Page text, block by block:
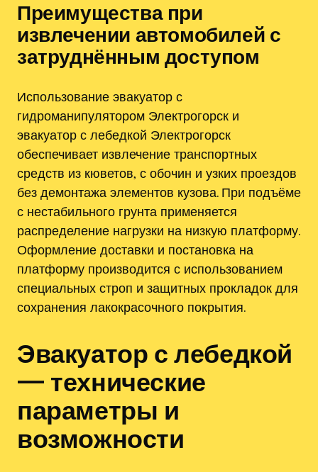
Преимущества при
извлечении автомобилей с
затруднённым доступом
Использование эвакуатор с
гидроманипулятором Электрогорск и
эвакуатор с лебедкой Электрогорск
обеспечивает извлечение транспортных
средств из кюветов‚ с обочин и узких проездов
без демонтажа элементов кузова. При подъёме
с нестабильного грунта применяется
распределение нагрузки на низкую платформу.
Оформление доставки и постановка на
платформу производится с использованием
специальных строп и защитных прокладок для
сохранения лакокрасочного покрытия.
Эвакуатор с лебедкой
— технические
параметры и
возможности